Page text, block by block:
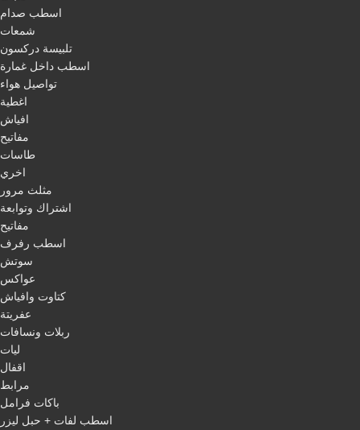
اسطب صدام
شمعات
تلبيسة دركسون
اسطب داخل غمارة
تواصيل هواء
اغطية
افياش
مفاتيح
طاسات
اخري
مثلث مرور
اشتراك وتوابعة
مفاتيح
اسطب رفرف
سوتش
عواكس
كتاوت وافياش
عفريتة
ربلات ونسافات
ليات
اقفال
مرابط
باكات فرامل
اسطب لفات + حبل ليزر